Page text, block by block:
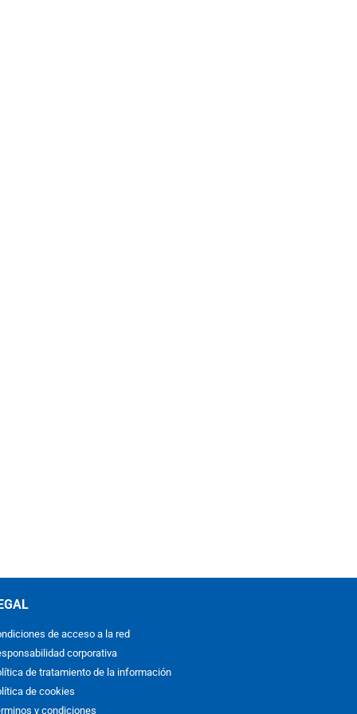
de acceso a la red
corporativa
de tratamiento de la información
de cookies
y condiciones